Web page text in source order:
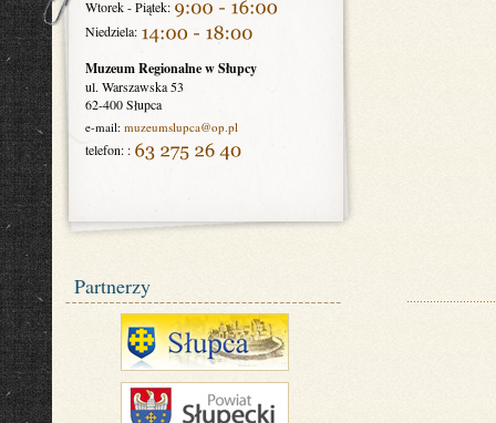
Wtorek - Piątek:
Niedziela:
Muzeum Regionalne w Słupcy
ul. Warszawska 53
62-400 Słupca
e-mail: muzeumslupca@op.pl
telefon: :
Partnerzy